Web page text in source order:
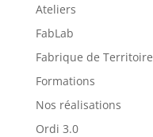
Ateliers
FabLab
Fabrique de Territoire
Formations
Nos réalisations
Ordi 3.0